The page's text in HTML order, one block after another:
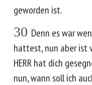
geworden ist.
30 Denn es war
hattest, nun aber ist
HERR hat dich
nun, wann soll ich